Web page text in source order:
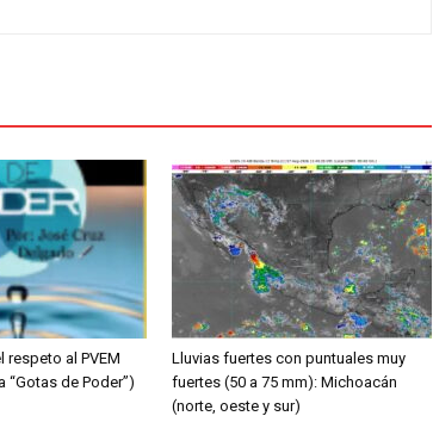
respeto al PVEM
“Gotas de Poder”)
Lluvias fuertes con puntuales muy
fuertes (50 a 75 mm): Michoacán
(norte, oeste y sur)